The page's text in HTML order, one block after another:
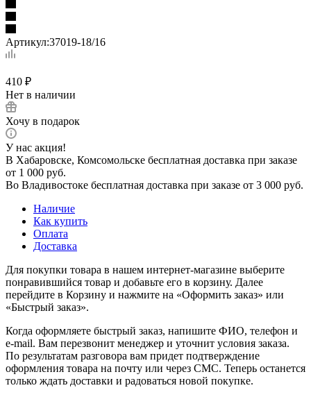
Артикул:37019-18/16
410 ₽
Нет в наличии
Хочу в подарок
У нас акция!
В Хабаровске, Комсомольске бесплатная доставка при заказе
от 1 000 руб.
Во Владивостоке бесплатная доставка при заказе от 3 000 руб.
Наличие
Как купить
Оплата
Доставка
Для покупки товара в нашем интернет-магазине выберите
понравившийся товар и добавьте его в корзину. Далее
перейдите в Корзину и нажмите на «Оформить заказ» или
«Быстрый заказ».
Когда оформляете быстрый заказ, напишите ФИО, телефон и
e-mail. Вам перезвонит менеджер и уточнит условия заказа.
По результатам разговора вам придет подтверждение
оформления товара на почту или через СМС. Теперь останется
только ждать доставки и радоваться новой покупке.